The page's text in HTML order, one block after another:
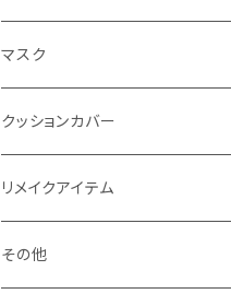
マスク
クッションカバー
リメイクアイテム
その他